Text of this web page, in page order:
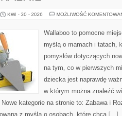
KWI - 30 - 2026 MOŻLIWOŚĆ
Wallaboo to pomocne
myślą o mamach i tatach,
pomysłów dotyczących
na tym, co w pierwszych
dziecka jest naprawdę
w którym można znaleźć
kategorie na stronie to: Zabawa i
z myślą o osobach, które chcą […]